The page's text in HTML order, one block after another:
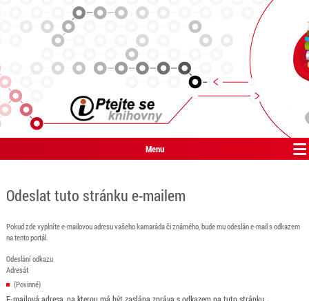
Menu
Odeslat tuto stránku e-mailem
Pokud zde vyplníte e-mailovou adresu vašeho kamaráda či známého, bude mu odeslán e-mail s odkazem
na tento portál.
Odeslání odkazu
Adresát
(Povinné)